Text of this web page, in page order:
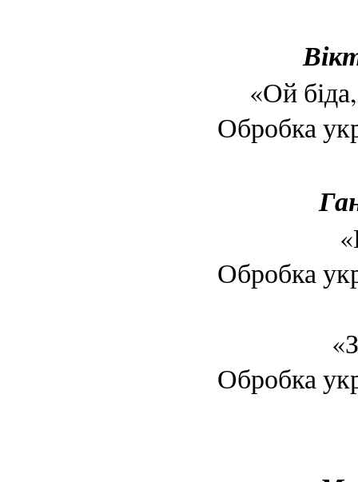
«Ой
Обробка
Обробка
Обробка